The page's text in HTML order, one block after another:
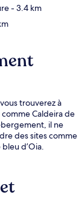
- 3.4 km
trouverez à
Caldeira de
il ne
des sites comme
d’Oia.